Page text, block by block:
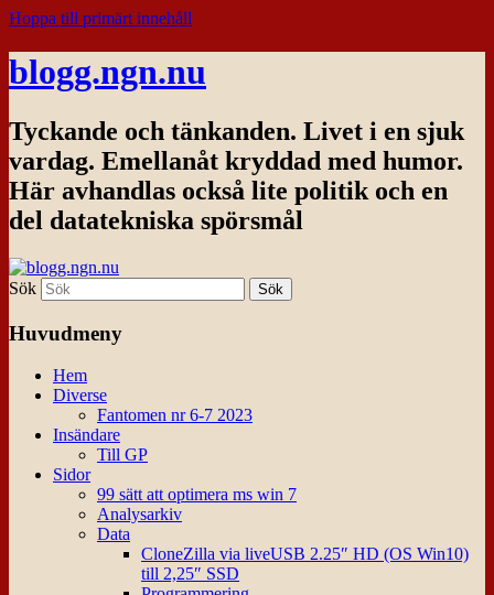
Hoppa till primärt innehåll
blogg.ngn.nu
Tyckande och tänkanden. Livet i en sjuk
vardag. Emellanåt kryddad med humor.
Här avhandlas också lite politik och en
del datatekniska spörsmål
Sök
Huvudmeny
Hem
Diverse
Fantomen nr 6-7 2023
Insändare
Till GP
Sidor
99 sätt att optimera ms win 7
Analysarkiv
Data
CloneZilla via liveUSB 2.25″ HD (OS Win10)
till 2,25″ SSD